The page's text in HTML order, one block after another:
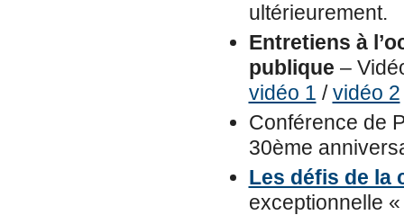
ultérieurement.
Entretiens à
publique –
vidéo 1 /vidéo 2
Conférence de
30ème
Les défis de la
exceptionnelle